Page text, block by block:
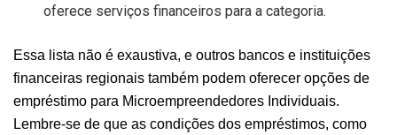
oferece serviços financeiros para a categoria.
Essa lista não é exaustiva, e outros bancos e instituições
financeiras regionais também podem oferecer opções de
empréstimo para Microempreendedores Individuais.
Lembre-se de que as condições dos empréstimos, como